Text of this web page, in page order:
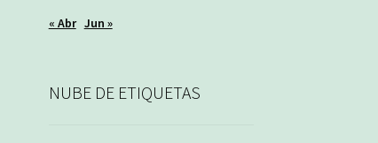
« Abr Jun »
NUBE DE ETIQUETAS